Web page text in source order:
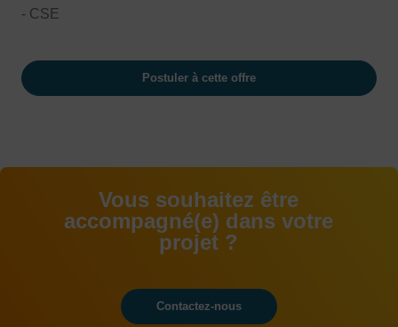
- CSE
Postuler à cette offre
Vous souhaitez être
accompagné(e) dans votre
projet ?
Contactez-nous